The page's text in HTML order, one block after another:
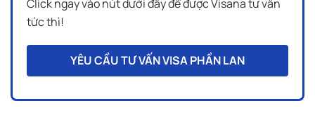
Click ngay vào nút dưới đây để được Visana tư vấn
tức thì!
YÊU CẦU TƯ VẤN VISA PHẦN LAN